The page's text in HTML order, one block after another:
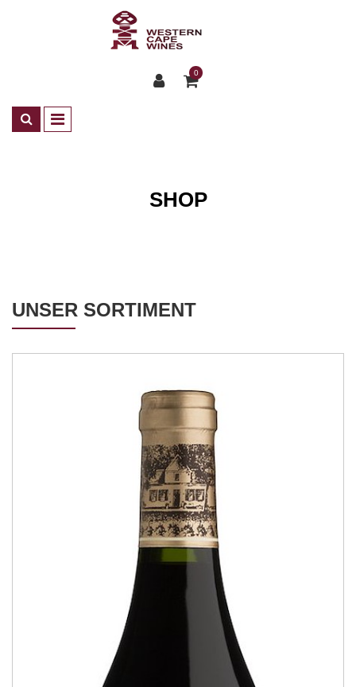
0
SHOP
UNSER SORTIMENT